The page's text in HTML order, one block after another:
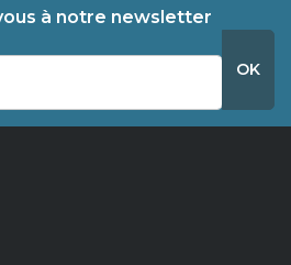
à notre newsletter
OK